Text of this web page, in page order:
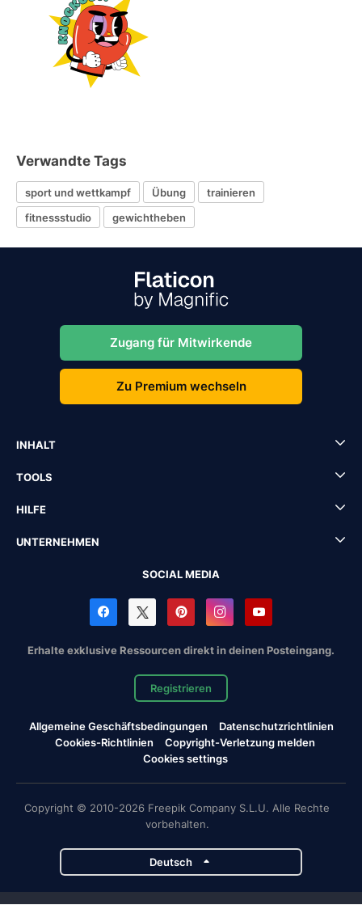
Verwandte Tags
sport und wettkampf Übung
trainieren
fitnessstudio
gewichtheben
Zugang für Mitwirkende
Zu Premium wechseln
INHALT
TOOLS
HILFE
UNTERNEHMEN
SOCIAL MEDIA
Erhalte exklusive Ressourcen direkt in deinen Posteingang.
Registrieren
Allgemeine Geschäftsbedingungen
Datenschutzrichtlinien
Cookies-Richtlinien
Copyright-Verletzung melden
Cookies settings
Copyright © 2010-2026 Freepik Company S.L.U. Alle Rechte
vorbehalten.
Deutsch